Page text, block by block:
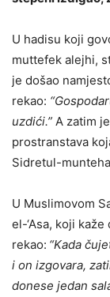
U hadisu koji
muttefek alejhi,
je došao
rekao:
uzdići.” A zatim
prostranstava
Sidretul-
U Muslimovom
el-‘Asa, koji
rekao: “Kada
i on izgovara,
donese jedan